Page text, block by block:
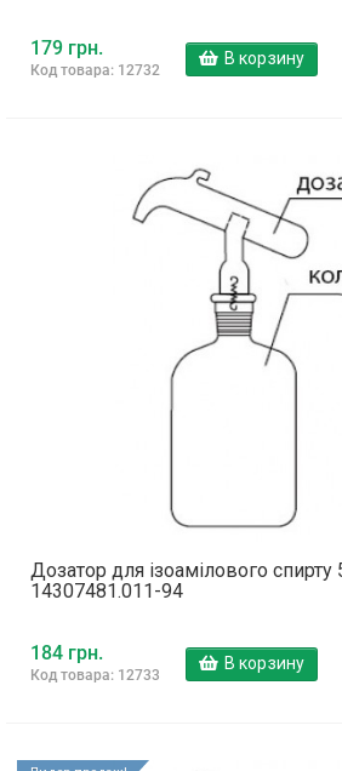
179 грн.
Код товара: 12732
В корзину
Дозатор для ізоамілового
14307481.011-94
184 грн.
Код товара: 12733
В корзину